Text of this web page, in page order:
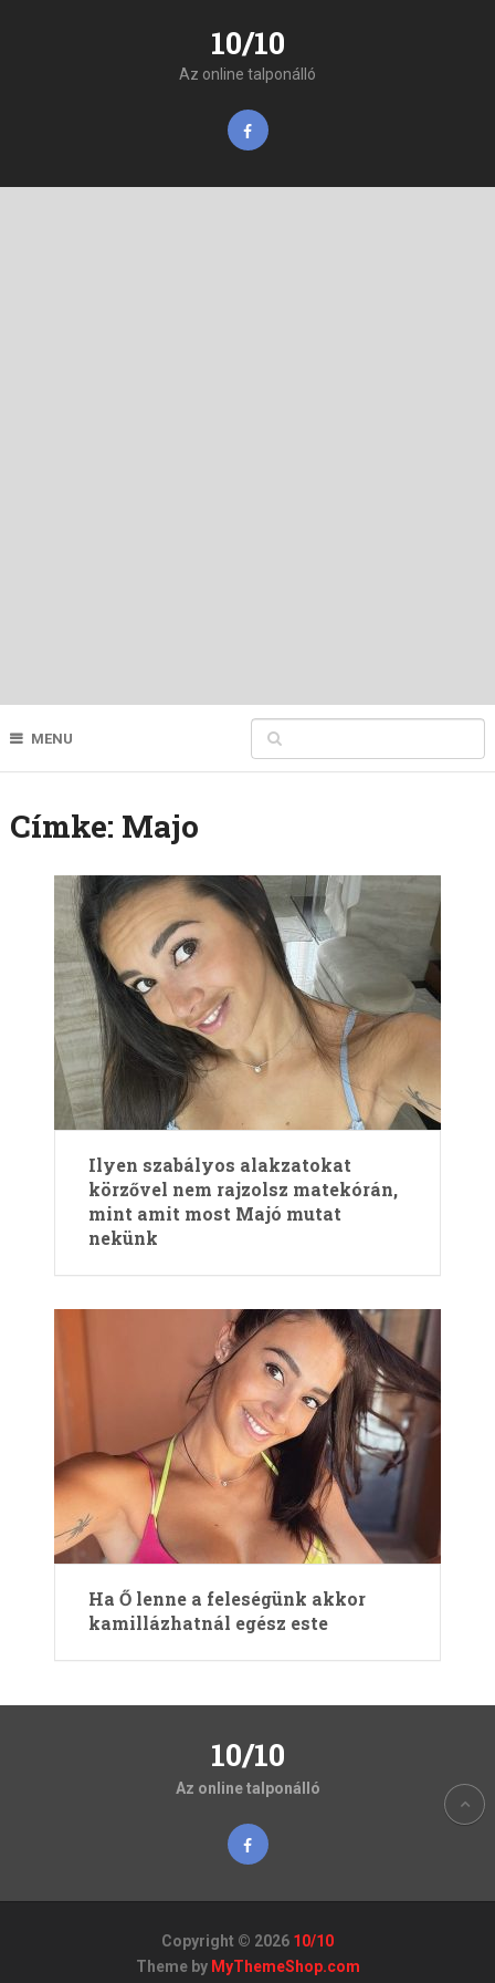
10/10
Az online talponálló
MENU
Címke: Majo
Ilyen szabályos alakzatokat
körzővel nem rajzolsz matekórán,
mint amit most Majó mutat
nekünk
Ha Ő lenne a feleségünk akkor
kamillázhatnál egész este
10/10
Az online talponálló
Copyright © 2026 10/10
Theme by MyThemeShop.com